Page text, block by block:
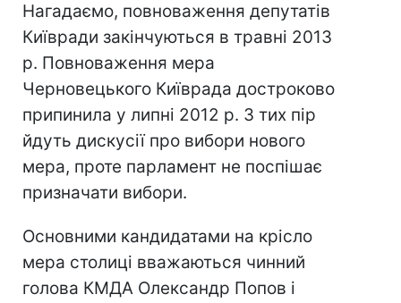
Нагадаємо, повноваження депутатів
Київради закінчуються в травні 2013
р. Повноваження мера
Черновецького Київрада достроково
припинила у липні 2012 р. З тих пір
йдуть дискусії про вибори нового
мера, проте парламент не поспішає
призначати вибори.
Основними кандидатами на крісло
мера столиці вважаються чинний
голова КМДА Олександр Попов і